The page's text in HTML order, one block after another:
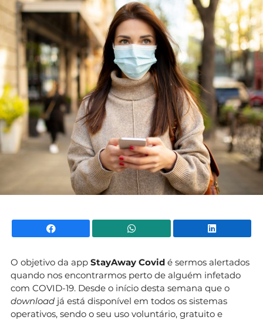
Facebook WhatsApp
O objetivo da app StayAway Covid é sermos alertados
quando nos encontrarmos perto de alguém infetado
com COVID-19. Desde o início desta semana que o
download já está disponível em todos os sistemas
operativos, sendo o seu uso voluntário, gratuito e